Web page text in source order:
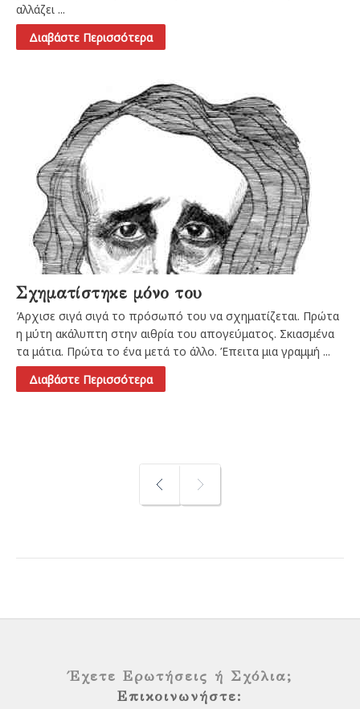
αλλάζει ...
Διαβάστε Περισσότερα
Σχηματίστηκε μόνο του
Άρχισε σιγά σιγά το πρόσωπό του να σχηματίζεται. Πρώτα
η μύτη ακάλυπτη στην αιθρία του απογεύματος. Σκιασμένα
τα μάτια. Πρώτα το ένα μετά το άλλο. Έπειτα μια γραμμή ...
Διαβάστε Περισσότερα
PREV
NEXT
Έχετε Ερωτήσεις ή Σχόλια;
Επικοινωνήστε: